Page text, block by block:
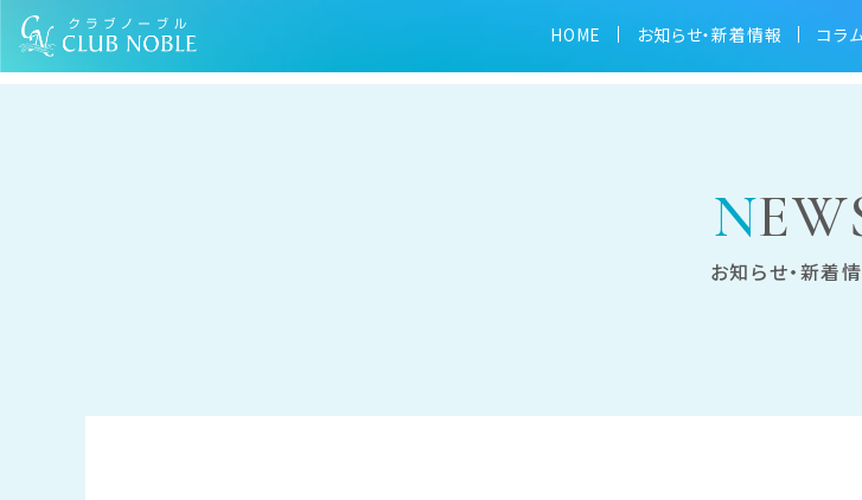
HOME お知らせ・新着情報 コラ
お知らせ・新着
TOP お知らせ 「暮らしをちょっと楽にする知恵編」のコラムを公開いたしました。